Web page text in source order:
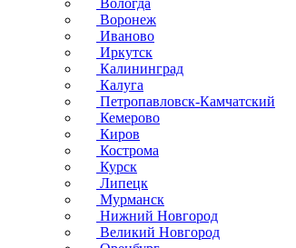
Вологда
Воронеж
Иваново
Иркутск
Калининград
Калуга
Петропавловск-Камчатский
Кемерово
Киров
Кострома
Курск
Липецк
Мурманск
Нижний Новгород
Великий Новгород